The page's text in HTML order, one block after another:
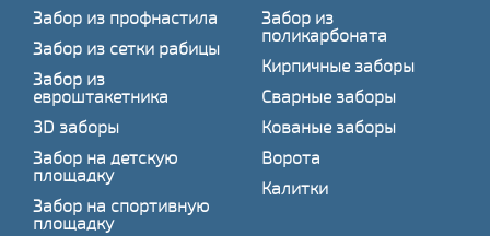
Забор из профнастила
Забор из сетки рабицы
Забор из
евроштакетника
3D заборы
Забор на детскую
площадку
Забор на спортивную
площадку
Забор из
поликарбоната
Кирпичные заборы
Сварные заборы
Кованые заборы
Ворота
Калитки